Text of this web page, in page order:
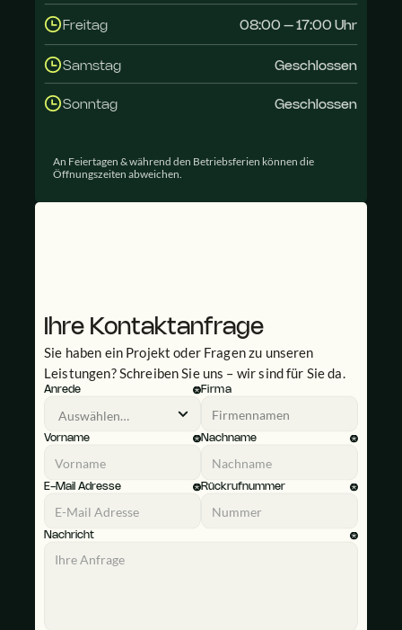
An Feiertagen & während den Betriebsferien können die
Öffnungszeiten abweichen.
Freitag 08:00 – 17:00 Uhr
Samstag Geschlossen
Sonntag Geschlossen
Ihre Kontaktanfrage
Sie haben ein Projekt oder Fragen zu unseren
Leistungen? Schreiben Sie uns – wir sind für Sie da.
Anrede Firma
Vorname Nachname
E-Mail Adresse Rückrufnummer
Nachricht